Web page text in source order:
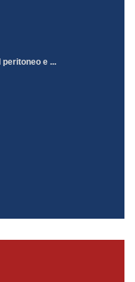
e ...